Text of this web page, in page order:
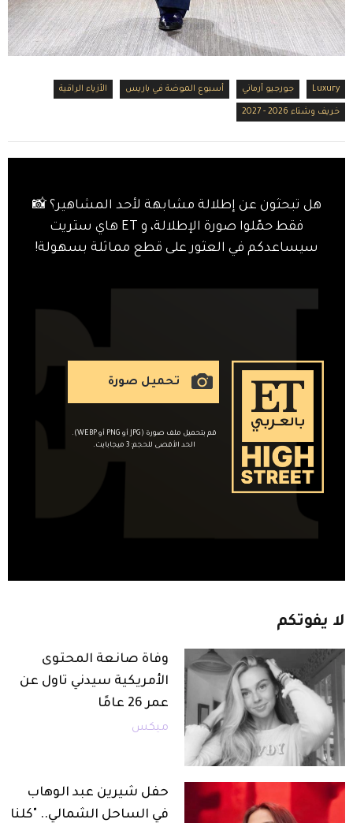
Luxury جورجيو أرماني أسبوع الموضة في باريس الأزياء الراقية
خريف وشتاء 2026 - 2027
هل تبحثون عن إطلالة مشابهة لأحد المشاهير؟ 📸
فقط حمّلوا صورة الإطلالة، و ET هاي ستريت
سيساعدكم في العثور على قطع مماثلة بسهولة!
تحميل صورة
قم بتحميل ملف صورة (JPG أو PNG أو WEBP).
الحد الأقصى للحجم: 3 ميجابايت.
لا يفوتكم
وفاة صانعة المحتوى
الأمريكية سيدني تاول عن
عمر 26 عامًا
ميكس
حفل شيرين عبد الوهاب
في الساحل الشمالي.. "كلنا